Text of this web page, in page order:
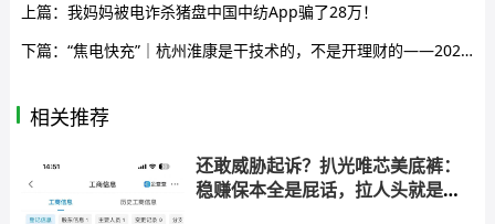
上篇： 我妈妈被电诈杀猪盘中国中纺App骗了28万！
下篇： “焦电快充”｜杭州淮康是干技术的，不是开理财的——2025年共享充电宝诈骗案回顾，你的U最终流向境外钱包
相关推荐
还敢威胁起诉？扒光唯芯美底裤：
稳赚保本全是屁话，拉人头就是在